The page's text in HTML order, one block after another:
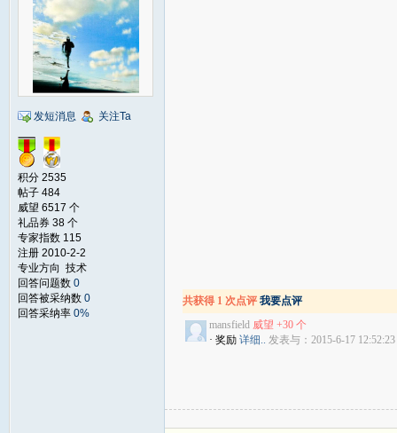
发短消息 关注Ta
积分 2535
帖子 484
威望 6517 个
礼品券 38 个
专家指数 115
注册 2010-2-2
专业方向 技术
回答问题数 0
回答被采纳数 0
回答采纳率 0%
共获得 1 次点评 我要点评
mansfield 威望 +30 个
· 奖励 详细.. 发表与：2015-6-17 12:52:23